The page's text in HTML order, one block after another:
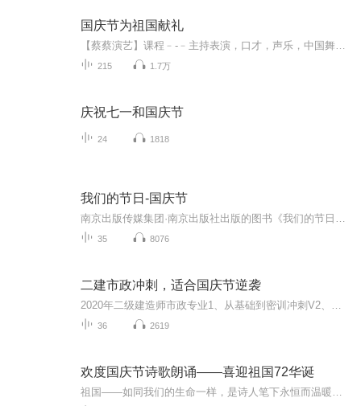
国庆节为祖国献礼
215 1.7万
庆祝七一和国庆节
24 1818
我们的节日-国庆节
35 8076
二建市政冲刺，适合国庆节逆袭
36 2619
欢度国庆节诗歌朗诵——喜迎祖国72华诞